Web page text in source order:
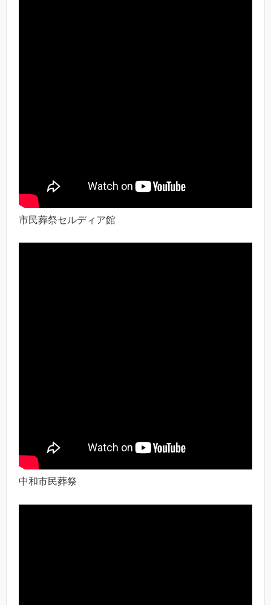
市民葬祭セルディア館
中和市民葬祭